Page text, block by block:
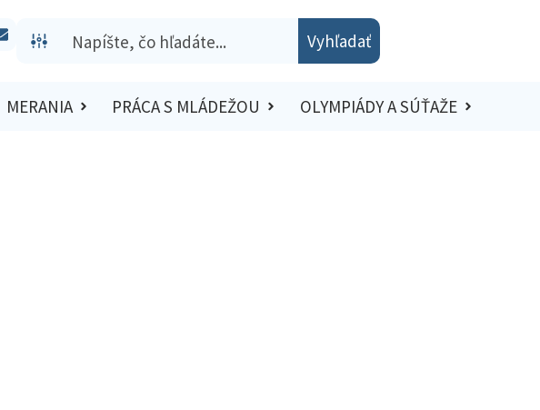
Vyhľadať
MERANIA PRÁCA S MLÁDEŽOU OLYMPIÁDY A SÚŤAŽE